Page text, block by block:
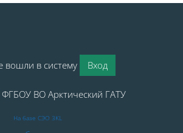
вошли в систему Вход
ВО Арктический ГАТУ
На базе СЭО 3KL